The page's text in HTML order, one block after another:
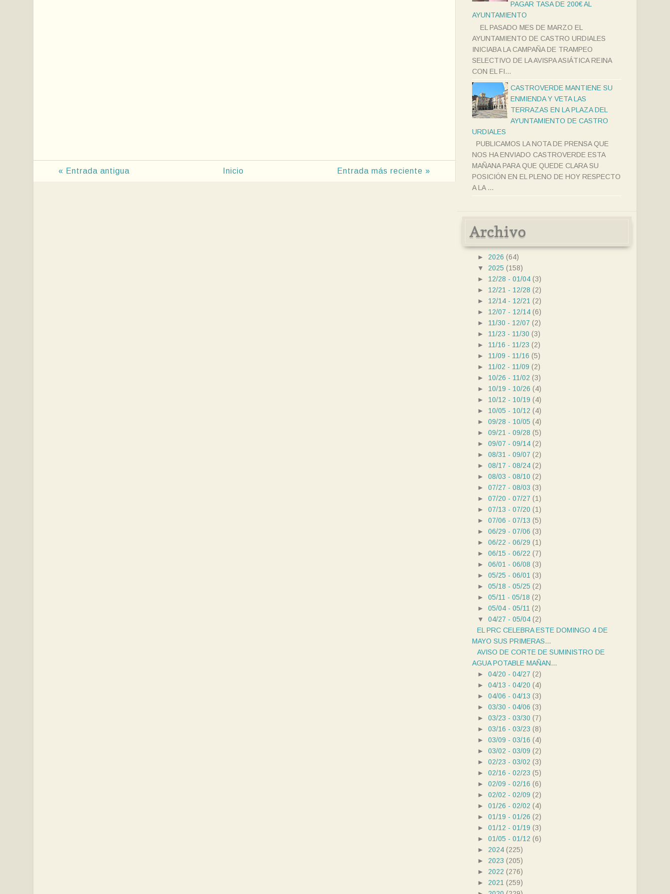
Entrada más reciente »
« Entrada antigua Inicio
PAGAR TASA DE 200€ AL
AYUNTAMIENTO
EL PASADO MES DE MARZO EL
AYUNTAMIENTO DE CASTRO URDIALES
INICIABA LA CAMPAÑA DE TRAMPEO
SELECTIVO DE LA AVISPA ASIÁTICA REINA
CON EL FI...
CASTROVERDE MANTIENE SU
ENMIENDA Y VETA LAS
TERRAZAS EN LA PLAZA DEL
AYUNTAMIENTO DE CASTRO
URDIALES
PUBLICAMOS LA NOTA DE PRENSA QUE
NOS HA ENVIADO CASTROVERDE ESTA
MAÑANA PARA QUE QUEDE CLARA SU
POSICIÓN EN EL PLENO DE HOY RESPECTO
A LA ...
Archivo
► 2026 (64)
▼
2025 (158)
► 12/28 - 01/04 (3)
► 12/21 - 12/28 (2)
► 12/14 - 12/21 (2)
► 12/07 - 12/14 (6)
► 11/30 - 12/07 (2)
► 11/23 - 11/30 (3)
► 11/16 - 11/23 (2)
► 11/09 - 11/16 (5)
► 11/02 - 11/09 (2)
► 10/26 - 11/02 (3)
► 10/19 - 10/26 (4)
► 10/12 - 10/19 (4)
► 10/05 - 10/12 (4)
► 09/28 - 10/05 (4)
► 09/21 - 09/28 (5)
► 09/07 - 09/14 (2)
► 08/31 - 09/07 (2)
► 08/17 - 08/24 (2)
► 08/03 - 08/10 (2)
► 07/27 - 08/03 (3)
► 07/20 - 07/27 (1)
► 07/13 - 07/20 (1)
► 07/06 - 07/13 (5)
► 06/29 - 07/06 (3)
► 06/22 - 06/29 (1)
► 06/15 - 06/22 (7)
► 06/01 - 06/08 (3)
► 05/25 - 06/01 (3)
► 05/18 - 05/25 (2)
► 05/11 - 05/18 (2)
► 05/04 - 05/11 (2)
▼
04/27 - 05/04 (2)
EL PRC CELEBRA ESTE DOMINGO 4 DE
MAYO SUS PRIMERAS...
AVISO DE CORTE DE SUMINISTRO DE
AGUA POTABLE MAÑAN...
► 04/20 - 04/27 (2)
► 04/13 - 04/20 (4)
► 04/06 - 04/13 (3)
► 03/30 - 04/06 (3)
► 03/23 - 03/30 (7)
► 03/16 - 03/23 (8)
► 03/09 - 03/16 (4)
► 03/02 - 03/09 (2)
► 02/23 - 03/02 (3)
► 02/16 - 02/23 (5)
► 02/09 - 02/16 (6)
► 02/02 - 02/09 (2)
► 01/26 - 02/02 (4)
► 01/19 - 01/26 (2)
► 01/12 - 01/19 (3)
► 01/05 - 01/12 (6)
► 2024 (225)
► 2023 (205)
► 2022 (276)
► 2021 (259)